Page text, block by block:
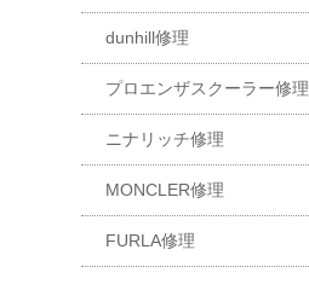
dunhill修理
プロエンザスクーラー修理
ニナリッチ修理
MONCLER修理
FURLA修理